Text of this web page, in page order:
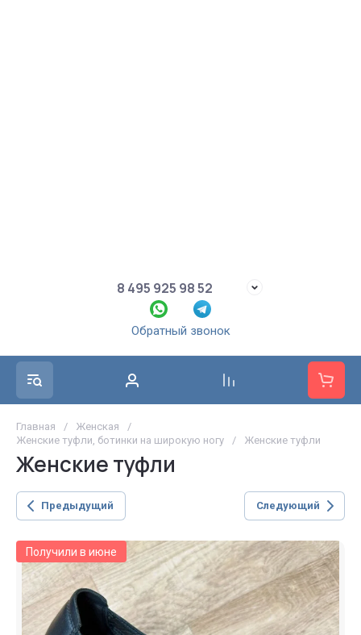
8 495 925 98 52
Обратный звонок
Главная / Женская
/
Женские туфли, ботинки на широкую ногу
/ Женские туфли
Женские туфли
Предыдущий Следующий
Получили в июне